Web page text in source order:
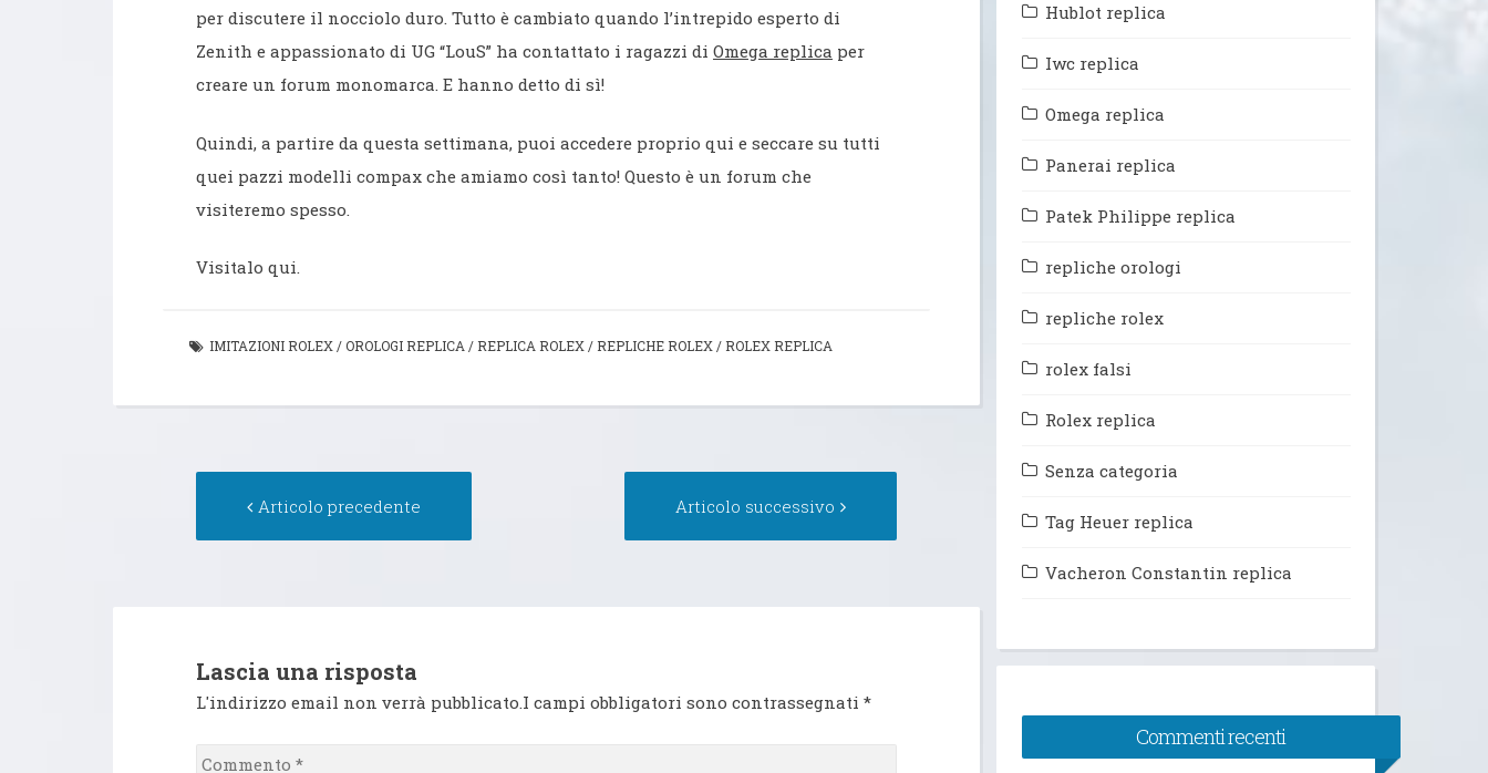
per discutere il nocciolo duro. Tutto è cambiato quando l’intrepido esperto di
Zenith e appassionato di UG “LouS” ha contattato i ragazzi di Omega replica per
creare un forum monomarca. E hanno detto di sì!
Quindi, a partire da questa settimana, puoi accedere proprio qui e seccare su tutti
quei pazzi modelli compax che amiamo così tanto! Questo è un forum che
visiteremo spesso.
Visitalo qui.
IMITAZIONI ROLEX /OROLOGI REPLICA / REPLICA ROLEX / REPLICHE ROLEX / ROLEX REPLICA
articoloArticolo precedente Articolo successivo
Lascia una risposta
L'indirizzo email non verrà pubblicato.I campi obbligatori sono contrassegnati *
Commento
Hublot replica
Iwc replica
Omega replica
Panerai replica
Patek Philippe replica
repliche orologi
repliche rolex
rolex falsi
Rolex replica
Senza categoria
Tag Heuer replica
Vacheron Constantin replica
Commenti recenti